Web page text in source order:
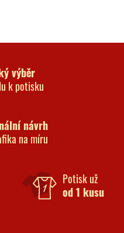
výběr
k potisku
návrh
na míru
Potisk už
od 1 kusu